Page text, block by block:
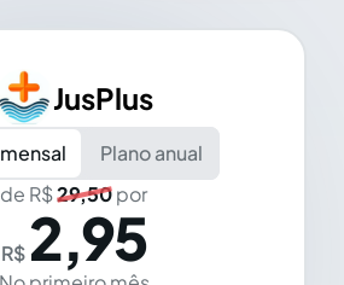
JusPlus
Plano anual
de R$29,50por
R$ 2,95